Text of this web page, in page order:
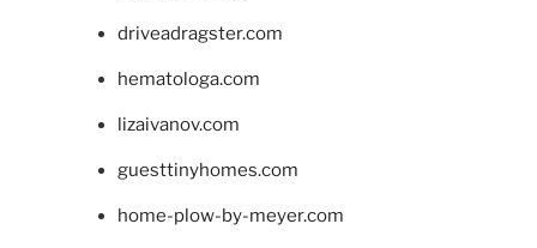
driveadragster.com
hematologa.com
lizaivanov.com
guesttinyhomes.com
home-plow-by-meyer.com